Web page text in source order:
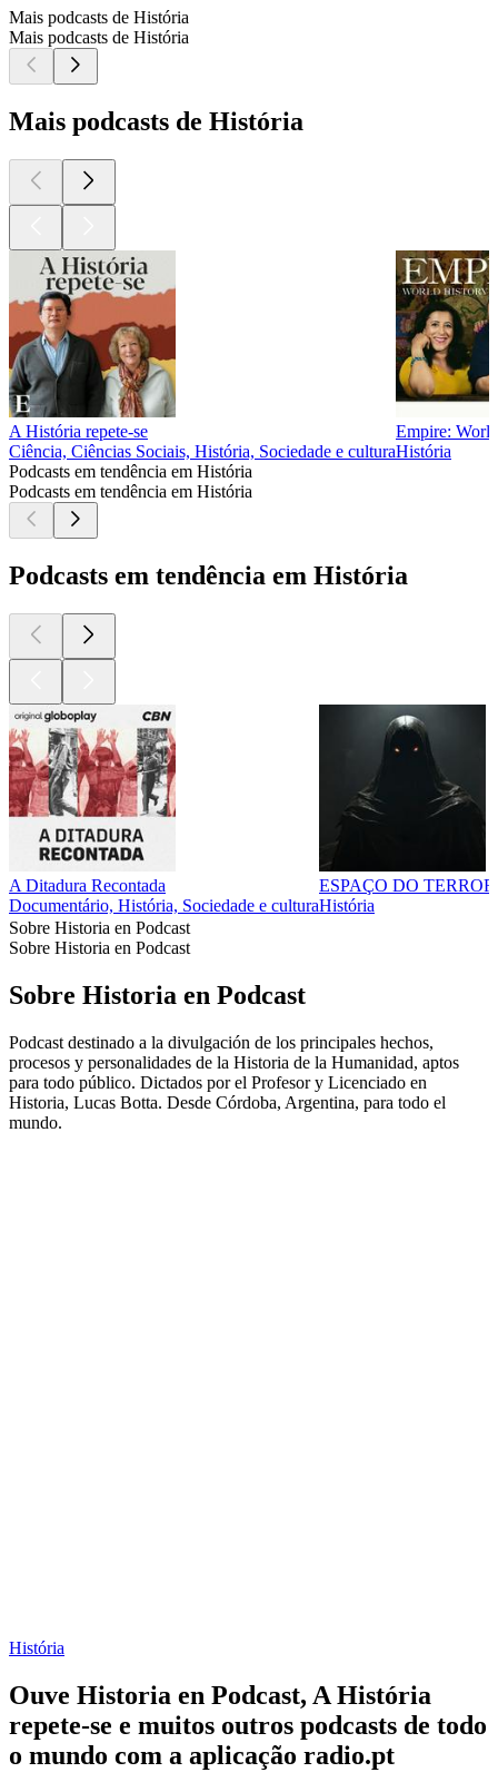
Mais podcasts de História
Mais podcasts de História
Mais podcasts de História
A História repete-se
Ciência, Ciências Sociais, História, Sociedade e cultura
Empire:
História
Podcasts em tendência em História
Podcasts em tendência em História
Podcasts em tendência em História
A Ditadura Recontada
Documentário, História, Sociedade e cultura
ESPAÇO DO TERROR
História
Sobre Historia en Podcast
Sobre Historia en Podcast
Sobre Historia en Podcast
Podcast destinado a la divulgación de los principales hechos,
procesos y personalidades de la Historia de la Humanidad, aptos
para todo público. Dictados por el Profesor y Licenciado en
Historia, Lucas Botta. Desde Córdoba, Argentina, para todo el
mundo.
História
Ouve Historia en Podcast, A História
repete-se e muitos outros podcasts de todo
o mundo com a aplicação radio.pt